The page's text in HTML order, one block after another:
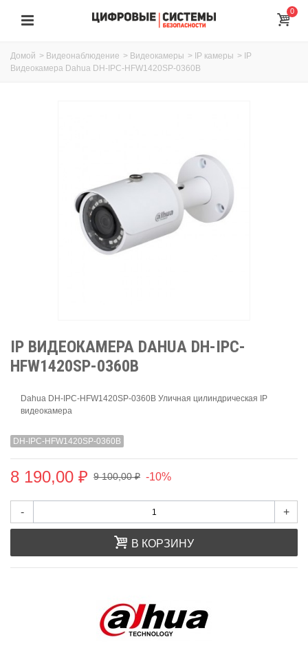
0
Домой > Видеонаблюдение > Видеокамеры > IP камеры > IP
Видеокамера Dahua DH-IPC-HFW1420SP-0360B
IP ВИДЕОКАМЕРА DAHUA DH-IPC-
HFW1420SP-0360B
Dahua DH-IPC-HFW1420SP-0360B Уличная цилиндрическая IP
видеокамера
DH-IPC-HFW1420SP-0360B
8 190,00 ₽ 9 100,00 ₽ -10%
- +
В КОРЗИНУ